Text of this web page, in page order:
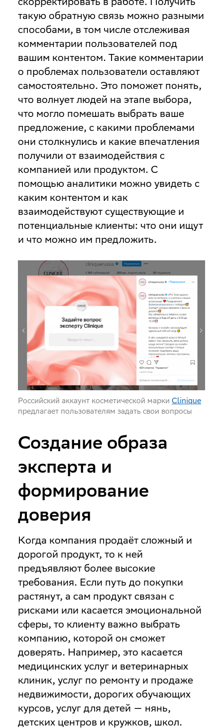
такую обратную связь можно разными
способами, в том числе отслеживая
комментарии пользователей под
вашим контентом. Такие комментарии
о проблемах пользователи оставляют
самостоятельно. Это поможет понять,
что волнует людей на этапе выбора,
что могло помешать выбрать ваше
предложение, с какими проблемами
они столкнулись и какие впечатления
получили от взаимодействия с
компанией или продуктом. С
помощью аналитики можно увидеть с
каким контентом и как
взаимодействуют существующие и
потенциальные клиенты: что они ищут
и что можно им предложить.
Российский аккаунт косметической марки Clinique
предлагает пользователям задать свои вопросы
Создание образа
эксперта и
формирование
доверия
Когда компания продаёт сложный и
дорогой продукт, то к ней
предъявляют более высокие
требования. Если путь до покупки
растянут, а сам продукт связан с
рисками или касается эмоциональной
сферы, то клиенту важно выбрать
компанию, которой он сможет
доверять. Например, это касается
медицинских услуг и ветеринарных
клиник, услуг по ремонту и продаже
недвижимости, дорогих обучающих
курсов, услуг для детей — нянь,
детских центров и кружков, школ.